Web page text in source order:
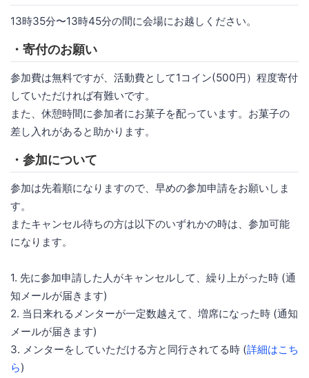
13時35分〜13時45分の間に会場にお越しください。
・寄付のお願い
参加費は無料ですが、活動費として1コイン(500円）程度寄付
していただければ有難いです。
また、休憩時間に参加者にお菓子を配っています。お菓子の
差し入れがあると助かります。
・参加について
参加は先着順になりますので、早めの参加申請をお願いしま
す。
またキャンセル待ちの方は以下のいずれかの時は、参加可能
になります。
1. 先に参加申請した人がキャンセルして、繰り上がった時 (通
知メールが届きます)
2. 当日来れるメンターが一定数越えて、増席になった時 (通知
メールが届きます)
3. メンターをしていただける方と同行されてる時 (詳細はこち
ら)